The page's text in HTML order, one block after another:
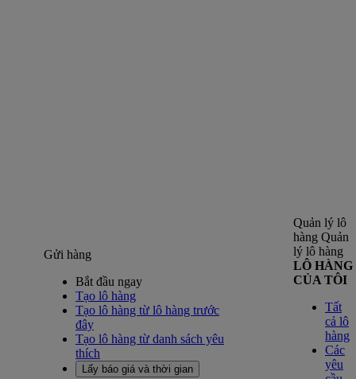
Gửi hàng
Bắt đầu ngay
Tạo lô hàng
Tạo lô hàng từ lô hàng trước
đây
Tạo lô hàng từ danh sách yêu
thích
Lấy báo giá và thời gian
Quản lý lô
hàng Quản
lý lô hàng
LÔ HÀNG
CỦA TÔI
Tất
cả lô
hàng
Các
yêu